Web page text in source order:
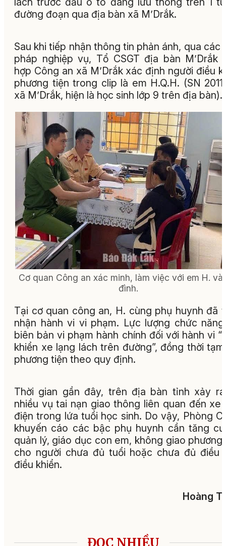
đường đoạn qua địa bàn xã M’Drắk.
Sau khi tiếp nhận thông tin phản ánh, qua các
pháp nghiệp vụ, Tổ CSGT địa bàn M’Drắk
hợp Công an xã M’Drắk xác định người điều
phương tiện trong clip là em H.Q.H. (SN
xã M’Drắk, hiện là học sinh lớp 9 trên địa bàn).
Cơ quan Công an xác minh, làm việc với em H. và
đình.
Tại cơ quan công an, H. cùng phụ huynh đã
nhận hành vi vi phạm. Lực lượng chức
biên bản vi phạm hành chính đối với hành vi
khiển xe lạng lách trên đường”, đồng thời
phương tiện theo quy định.
Thời gian gần đây, trên địa bàn tỉnh xảy
nhiều vụ tai nạn giao thông liên quan đến xe
điện trong lứa tuổi học sinh. Do vậy, Phòng
khuyến cáo các bậc phụ huynh cần tăng
quản lý, giáo dục con em, không giao phương
cho người chưa đủ tuổi hoặc chưa đủ điều
điều khiển.
Hoàng